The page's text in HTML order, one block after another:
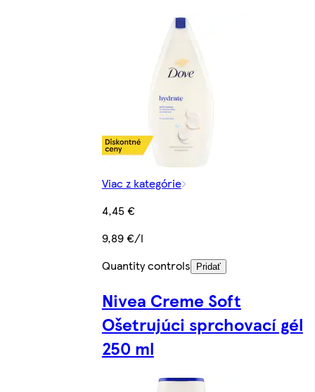
Viac z kategórie
4,45 €
9,89 €/l
Quantity controls
Pridať
Nivea Creme Soft
Ošetrujúci sprchovací gél
250 ml